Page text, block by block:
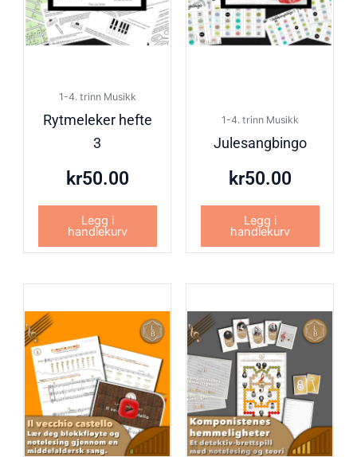
1-4. trinn Musikk
Rytmeleker hefte
3
kr50.00
Legg i
handlekurv
1-4. trinn Musikk
Julesangbingo
kr50.00
Legg i
handlekurv